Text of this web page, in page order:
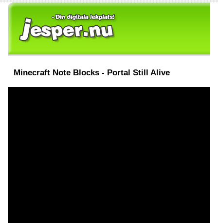
Minecraft Note Blocks - Portal Still Alive